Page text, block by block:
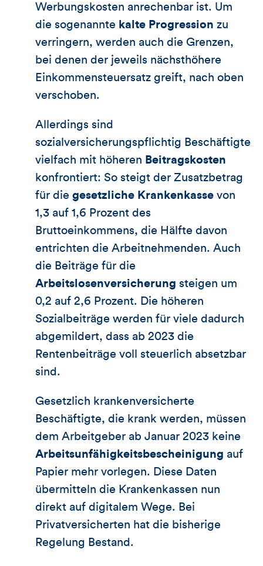
Werbungskosten anrechenbar ist. Um
die sogenannte kalte Progression zu
verringern, werden auch die Grenzen,
bei denen der jeweils nächsthöhere
Einkommensteuersatz greift, nach oben
verschoben.
Allerdings sind
sozialversicherungspflichtig Beschäftigte
vielfach mit höheren Beitragskosten
konfrontiert: So steigt der Zusatzbetrag
für die gesetzliche Krankenkasse von
1,3 auf 1,6 Prozent des
Bruttoeinkommens, die Hälfte davon
entrichten die Arbeitnehmenden. Auch
die Beiträge für die
Arbeitslosenversicherung steigen um
0,2 auf 2,6 Prozent. Die höheren
Sozialbeiträge werden für viele dadurch
abgemildert, dass ab 2023 die
Rentenbeiträge voll steuerlich absetzbar
sind.
Gesetzlich krankenversicherte
Beschäftigte, die krank werden, müssen
dem Arbeitgeber ab Januar 2023 keine
Arbeitsunfähigkeitsbescheinigung auf
Papier mehr vorlegen. Diese Daten
übermitteln die Krankenkassen nun
direkt auf digitalem Wege. Bei
Privatversicherten hat die bisherige
Regelung Bestand.